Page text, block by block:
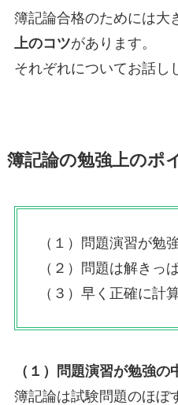
簿記論合格のためには大
上のコツがあります。
それぞれについてお話し
簿記論の勉強上のポ
（１）問題演習が勉
（２）問題は解きっ
（３）早く正確に計
（１）問題演習が勉強の
簿記論は試験問題のほぼ